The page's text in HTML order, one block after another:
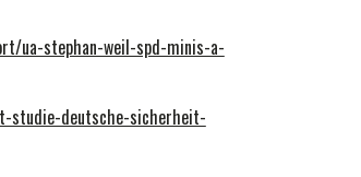
ua-stephan-weil-spd-minis-a-
studie-deutsche-sicherheit-